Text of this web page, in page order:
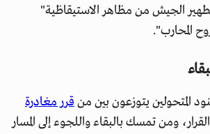
الجيش من مظاهر الاستيقاظية"
المحارب".
المتحولين يتوزعون بين منقرر مغادرة
ومن تمسك بالبقاء واللجوء إلى المسار